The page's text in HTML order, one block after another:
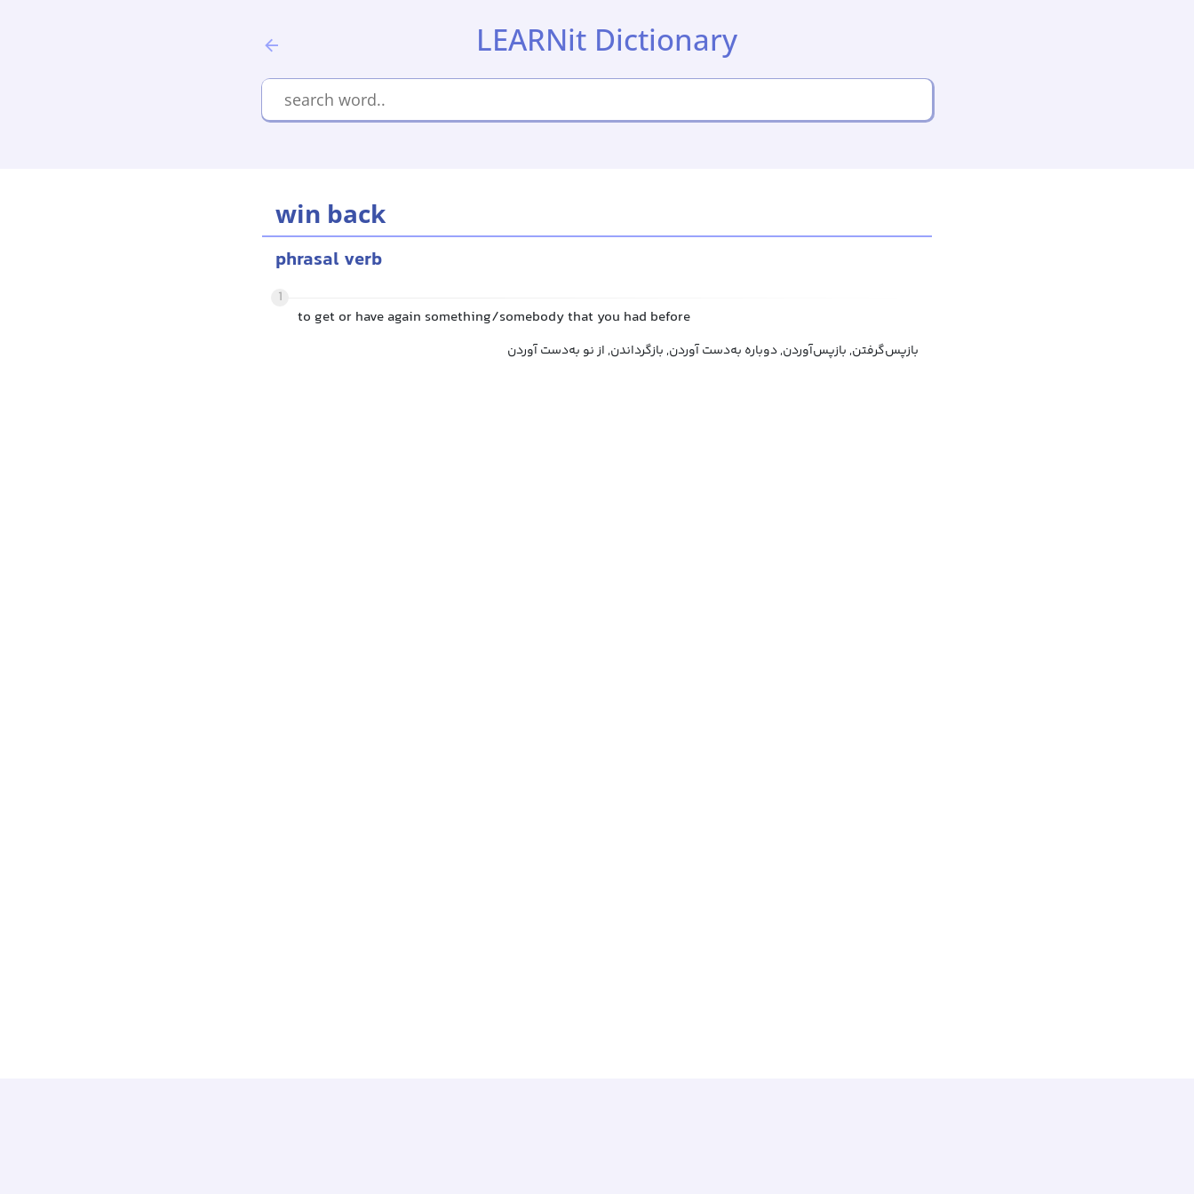
LEARNit Dictionary
win back
phrasal verb
1
to get or have again something/somebody that you had before
بازپس‌گرفتن, بازپس‌آوردن, دوباره به‌دست آوردن, بازگرداندن, از نو به‌دست آوردن